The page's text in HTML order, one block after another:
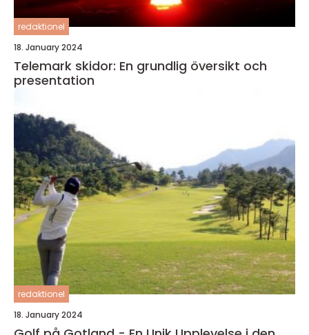
redaktionel
18. January 2024
Telemark skidor: En grundlig översikt och
presentation
redaktionel
18. January 2024